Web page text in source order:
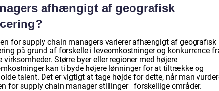
afhængigt af geografisk
for supply chain managers varierer afhængigt af geografisk
på grund af forskelle i leveomkostninger og konkurrence
virksomheder. Større byer eller regioner med højere
kan tilbyde højere lønninger for at tiltrække og
talent. Det er vigtigt at tage højde for dette, når man
for supply chain manager stillinger i forskellige områder.